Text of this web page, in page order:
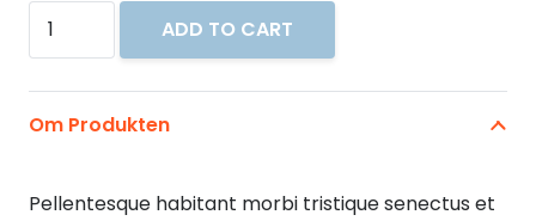
Cold
Season
quantity
ADD TO CART
Om Produkten
Pellentesque habitant morbi tristique senectus et